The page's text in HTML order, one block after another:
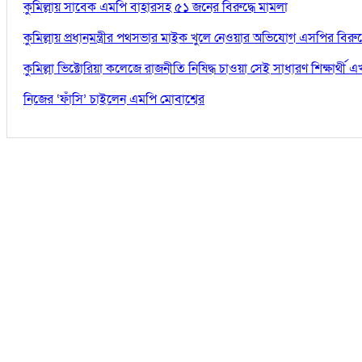
কুমিল্লায় সাবেক এমপি বাহারসহ ৫১ জনের বিরুদ্ধে মামলা
কুমিল্লায় প্রধানমন্ত্রীর পথসভার মাইক খুলে নেওয়ার অভিযোগ এসপির
কুমিল্লা ভিক্টোরিয়া কলেজে রাজনীতি নিষিদ্ধ চাওয়া সেই সাধারণ
নিজের ‘ফাঁসি’ চাইলেন এমপি মোবাশ্বের